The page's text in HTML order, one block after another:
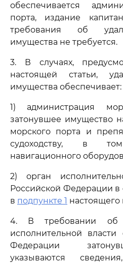
обеспечивается
порта, издание
требования об
имущества не требуется.
3. В случаях,
настоящей статьи,
имущества обеспечивает:
1) администрация
затонувшее имущество
морского порта и
судоходству, в
навигационного
2) орган
Российской Федерации в
в подпункте 1 настоящего
4. В требовании об
исполнительной власти
Федерации
указываются